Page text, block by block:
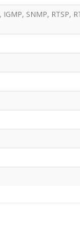
SNMP, RTSP,